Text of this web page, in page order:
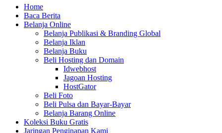
Home
Baca Berita
Belanja Online
Belanja Publikasi & Branding Global
Belanja Iklan
Belanja Buku
Beli Hosting dan Domain
Idwebhost
Jagoan Hosting
HostGator
Beli Foto
Beli Pulsa dan Bayar-Bayar
Belanja Barang Online
Koleksi Buku Gratis
Jaringan Penginapan Kami